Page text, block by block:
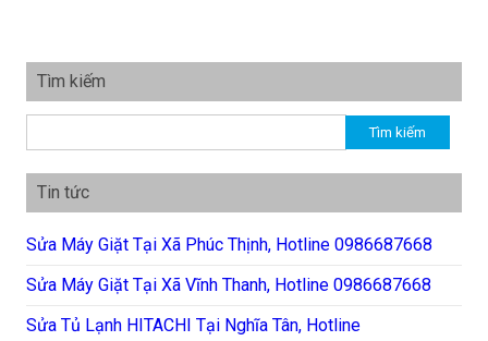
Tìm kiếm
Tin tức
Sửa Máy Giặt Tại Xã Phúc Thịnh, Hotline 0986687668
Sửa Máy Giặt Tại Xã Vĩnh Thanh, Hotline 0986687668
Sửa Tủ Lạnh HITACHI Tại Nghĩa Tân, Hotline